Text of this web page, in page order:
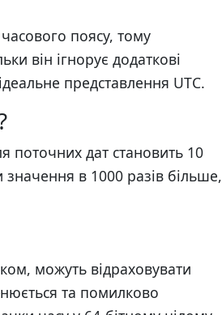
поясу, тому
він ігнорує додаткові
представлення UTC.
поточних дат становить 10
в 1000 разів більше,
можуть відраховувати
та помилково